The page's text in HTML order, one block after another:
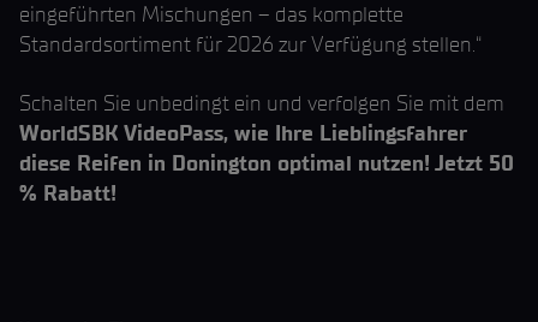
eingeführten Mischungen – das komplette
Standardsortiment für 2026 zur Verfügung stellen.“
Schalten Sie unbedingt ein und verfolgen Sie mit dem
WorldSBK VideoPass, wie Ihre Lieblingsfahrer
diese Reifen in Donington optimal nutzen! Jetzt 50
% Rabatt!